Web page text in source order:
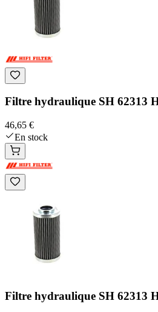
Filtre hydraulique SH 62313
46,65 €
En stock
Filtre hydraulique SH 62313